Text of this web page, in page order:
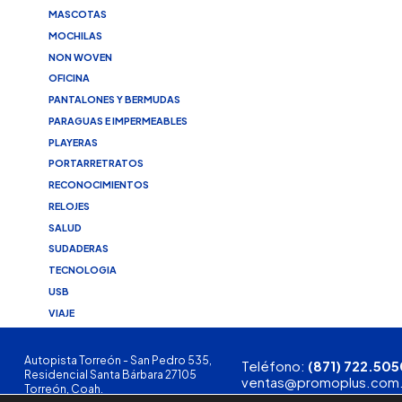
MASCOTAS
MOCHILAS
NON WOVEN
OFICINA
PANTALONES Y BERMUDAS
PARAGUAS E IMPERMEABLES
PLAYERAS
PORTARRETRATOS
RECONOCIMIENTOS
RELOJES
SALUD
SUDADERAS
TECNOLOGIA
USB
VIAJE
Autopista Torreón - San Pedro 535,
Residencial Santa Bárbara 27105
Torreón, Coah.
Teléfono: (871)